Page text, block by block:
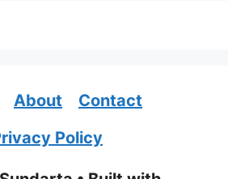
About
Contact
Policy